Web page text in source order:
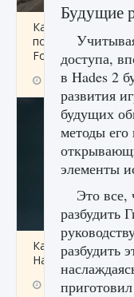
Как исправить
Force Hawk Ops
9 августа 2024
Как проверить
Hawk Ops
9 августа 2024
Будущие
доступа,
в Hades 2
развития
будущих
методы
элементы
Это все,
разбудить
разбудить